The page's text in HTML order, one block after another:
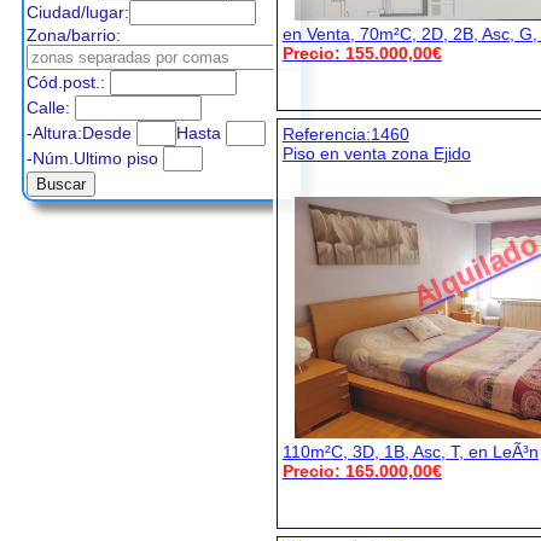
Ciudad/lugar:
Zona/barrio:
Cód.post.:
Calle:
-Altura:Desde
Hasta
-Núm.Ultimo piso
en Venta, 70m²C, 2D, 2B, Asc, G,
Precio: 155.000,00€
Referencia:1460
Piso en venta zona Ejido
110m²C, 3D, 1B, Asc, T, en LeÃ³n
Precio: 165.000,00€